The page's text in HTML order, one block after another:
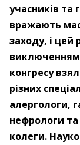
учасників та
вражають
заходу, і цей
конгресу
різних
алергологи,
нефрологи та
колеги.